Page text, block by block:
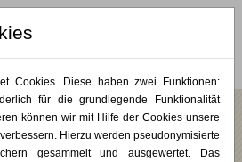
MERKLISTE (0)
/Plastik & Skulptur/KUNST PUR/Jahres- und
Cookies. Diese haben zwei Funktionen:
für die grundlegende Funktionalität
können wir mit Hilfe der Cookies unsere
Hierzu werden pseudonymisierte
gesammelt und ausgewertet. Das